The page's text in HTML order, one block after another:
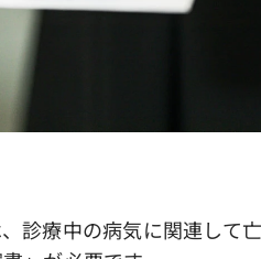
診療中の病気に関連して